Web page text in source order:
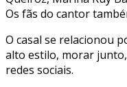
Os fãs do cantor
O casal se relacionou
alto estilo, morar
redes sociais.